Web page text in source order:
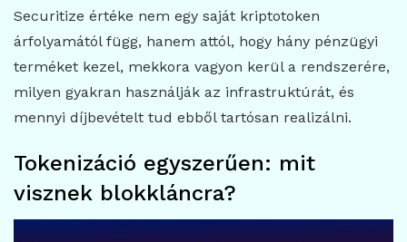
Securitize értéke nem egy saját kriptotoken
árfolyamától függ, hanem attól, hogy hány pénzügyi
terméket kezel, mekkora vagyon kerül a rendszerére,
milyen gyakran használják az infrastruktúrát, és
mennyi díjbevételt tud ebből tartósan realizálni.
Tokenizáció egyszerűen: mit
visznek blokkláncra?